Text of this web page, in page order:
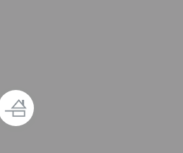
nova janela))